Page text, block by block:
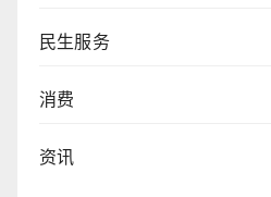
民生服务
消费
资讯